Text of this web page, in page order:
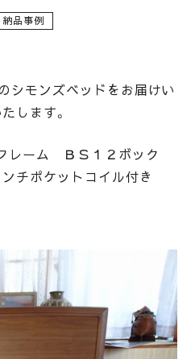
品事例
シモンズベッドをお届けい
します。
レーム ＢＳ１２ボック
チポケットコイル付き